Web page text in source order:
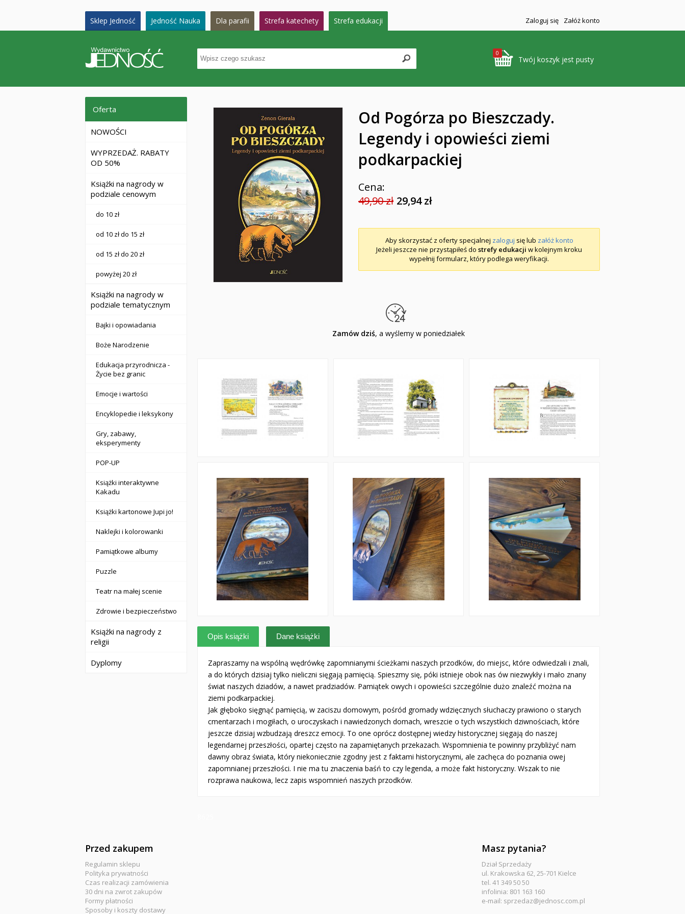
Sklep Jedność Jedność Nauka Dla parafii Strefa katechety Strefa edukacji Zaloguj się Załóż konto
0
Twój koszyk jest pusty
Oferta
NOWOŚCI
WYPRZEDAŻ. RABATY
OD 50%
Książki na nagrody w
podziale cenowym
do 10 zł
od 10 zł do 15 zł
od 15 zł do 20 zł
powyżej 20 zł
Książki na nagrody w
podziale tematycznym
Bajki i opowiadania
Boże Narodzenie
Edukacja przyrodnicza -
Życie bez granic
Emocje i wartości
Encyklopedie i leksykony
Gry, zabawy,
eksperymenty
POP-UP
Książki interaktywne
Kakadu
Książki kartonowe Jupi jo!
Naklejki i kolorowanki
Pamiątkowe albumy
Puzzle
Teatr na małej scenie
Zdrowie i bezpieczeństwo
Książki na nagrody z
religii
Dyplomy
Od Pogórza po Bieszczady.
Legendy i opowieści ziemi
podkarpackiej
Cena:
49,90 zł 29,94 zł
Aby skorzystać z oferty specjalnej zaloguj się lub załóż konto
Jeżeli jeszcze nie przystąpiłeś do strefy edukacji w kolejnym kroku
wypełnij formularz, który podlega weryfikacji.
Zamów dziś, a wyślemy w poniedziałek
Opis książki Dane książki
Zapraszamy na wspólną wędrówkę zapomnianymi ścieżkami naszych przodków, do miejsc, które odwiedzali i znali,
a do których dzisiaj tylko nieliczni sięgają pamięcią. Spieszmy się, póki istnieje obok nas ów niezwykły i mało znany
świat naszych dziadów, a nawet pradziadów. Pamiątek owych i opowieści szczególnie dużo znaleźć można na
ziemi podkarpackiej.
Jak głęboko sięgnąć pamięcią, w zaciszu domowym, pośród gromady wdzięcznych słuchaczy prawiono o starych
cmentarzach i mogiłach, o uroczyskach i nawiedzonych domach, wreszcie o tych wszystkich dziwnościach, które
jeszcze dzisiaj wzbudzają dreszcz emocji. To one oprócz dostępnej wiedzy historycznej sięgają do naszej
legendarnej przeszłości, opartej często na zapamiętanych przekazach. Wspomnienia te powinny przybliżyć nam
dawny obraz świata, który niekoniecznie zgodny jest z faktami historycznymi, ale zachęca do poznania owej
zapomnianej przeszłości. I nie ma tu znaczenia baśń to czy legenda, a może fakt historyczny. Wszak to nie
rozprawa naukowa, lecz zapis wspomnień naszych przodków.
Przed zakupem
Regulamin sklepu
Polityka prywatności
Czas realizacji zamówienia
30 dni na zwrot zakupów
Formy płatności
Sposoby i koszty dostawy
Masz pytania?
Dział Sprzedaży
ul. Krakowska 62, 25-701 Kielce
tel. 41 349 50 50
infolinia: 801 163 160
e-mail: sprzedaz@jednosc.com.pl